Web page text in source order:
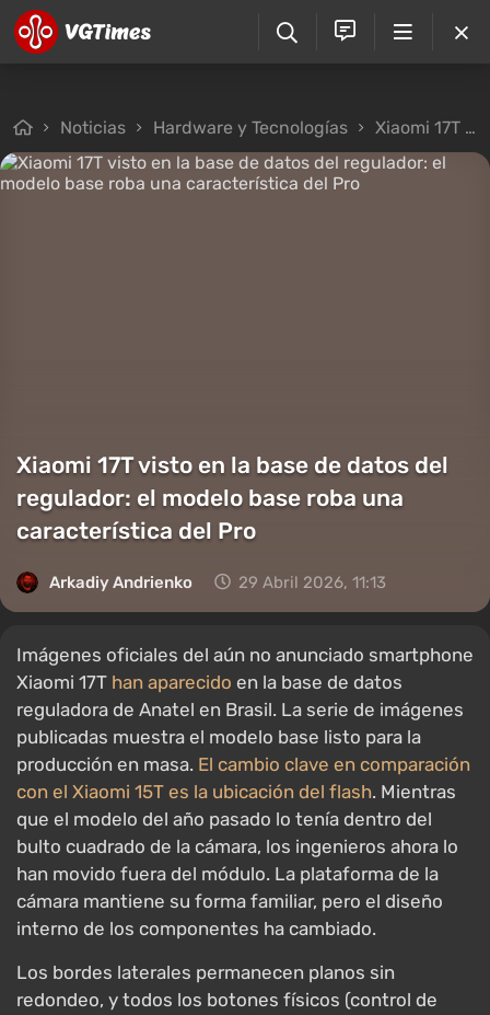
Noticias Hardware y Tecnologías Xiaomi 17T visto en la base de datos del regulador: el modelo base roba una característica del Pro
Xiaomi 17T visto en la base de datos del
regulador: el modelo base roba una
característica del Pro
Arkadiy Andrienko 29 Abril 2026, 11:13
Imágenes oficiales del aún no anunciado smartphone
Xiaomi 17T han aparecido en la base de datos
reguladora de Anatel en Brasil. La serie de imágenes
publicadas muestra el modelo base listo para la
producción en masa. El cambio clave en comparación
con el Xiaomi 15T es la ubicación del flash. Mientras
que el modelo del año pasado lo tenía dentro del
bulto cuadrado de la cámara, los ingenieros ahora lo
han movido fuera del módulo. La plataforma de la
cámara mantiene su forma familiar, pero el diseño
interno de los componentes ha cambiado.
Los bordes laterales permanecen planos sin
redondeo, y todos los botones físicos (control de